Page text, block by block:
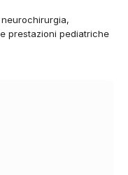
prestazioni pediatriche